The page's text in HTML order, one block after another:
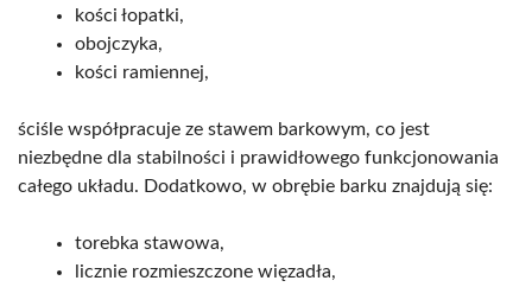
kości łopatki,
obojczyka,
kości ramiennej,
ściśle współpracuje ze stawem barkowym, co jest
niezbędne dla stabilności i prawidłowego funkcjonowania
całego układu. Dodatkowo, w obrębie barku znajdują się:
torebka stawowa,
licznie rozmieszczone więzadła,